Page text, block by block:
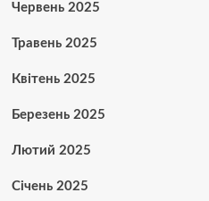
Червень 2025
Травень 2025
Квітень 2025
Березень 2025
Лютий 2025
Січень 2025